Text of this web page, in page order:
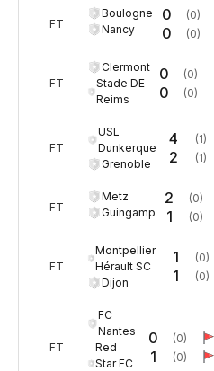
FT
Boulogne
Nancy
0
0
(0)
(0)
FT
Clermont
Stade DE
Reims
0
0
(0)
(0)
FT
USL
Dunkerque
Grenoble
4
2
(1)
(1)
FT
Metz
Guingamp
2
1
(0)
(0)
FT
Montpellier
Hérault SC
Dijon
1
1
(0)
(0)
FT
FC
Nantes
Red
Star FC
0
1
(0)
(0)